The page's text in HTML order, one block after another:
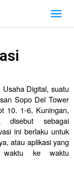
Digital, suatu
Sopo Del Tower
10. 1-6, Kuningan,
disebut sebagai
ini berlaku untuk
atau aplikasi yang
waktu ke waktu